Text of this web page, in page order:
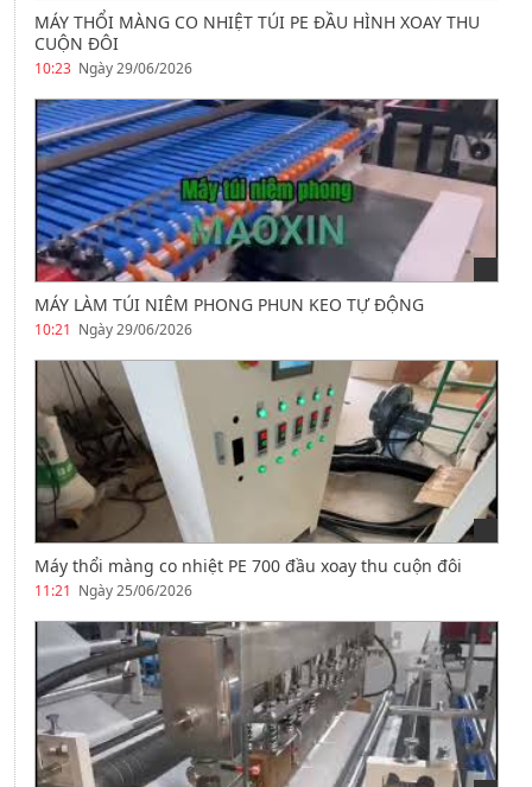
MÁY THỔI MÀNG CO NHIỆT TÚI PE ĐẦU HÌNH XOAY THU
CUỘN ĐÔI
10:23 Ngày 29/06/2026
MÁY LÀM TÚI NIÊM PHONG PHUN KEO TỰ ĐỘNG
10:21 Ngày 29/06/2026
Máy thổi màng co nhiệt PE 700 đầu xoay thu cuộn đôi
11:21 Ngày 25/06/2026